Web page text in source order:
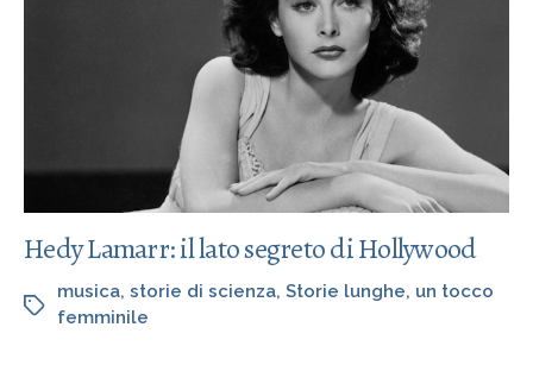
Hedy Lamarr: il lato segreto di Hollywood
musica, storie di scienza, Storie lunghe, un tocco
femminile